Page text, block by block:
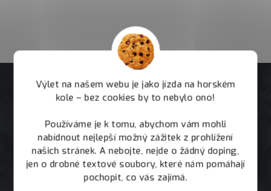
Výlet na našem webu je jako jízda na horském
kole – bez cookies by to nebylo ono!
Používáme je k tomu, abychom vám mohli
nabídnout nejlepší možný zážitek z prohlížení
našich stránek. A nebojte, nejde o žádný doping,
jen o drobné textové soubory, které nám pomáhají
pochopit, co vás zajímá.